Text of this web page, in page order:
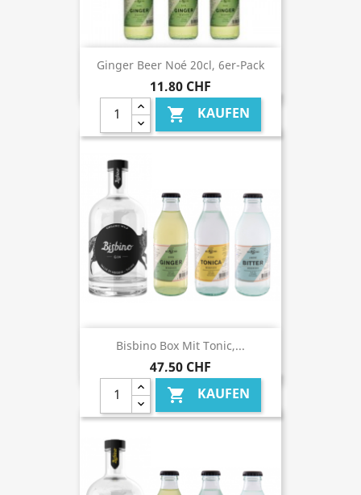
Ginger Beer Noé 20cl, 6er-Pack
11,80 CHF
 KAUFEN
Bisbino Box Mit Tonic,...
47,50 CHF
 KAUFEN